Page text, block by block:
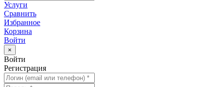
Услуги
Сравнить
Избранное
Корзина
Войти
×
Войти
Регистрация